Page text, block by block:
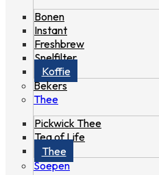
Bonen
Instant
Freshbrew
Snelfilter
Koffie
Bekers
Thee
Pickwick Thee
Tea of Life
Thee
Soepen